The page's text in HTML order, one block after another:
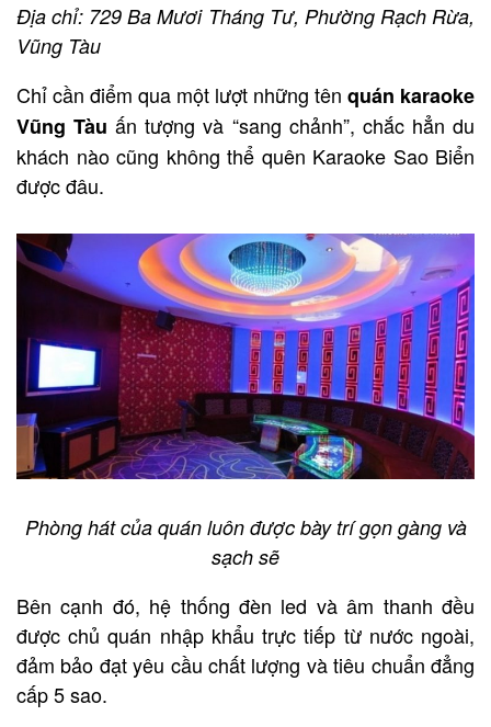
Địa chỉ: 729 Ba Mươi Tháng Tư, Phường Rạch Rừa,
Vũng Tàu
Chỉ cần điểm qua một lượt những tên quán karaoke
Vũng Tàuấn tượng và “sang chảnh”, chắc hẳn du
khách nào cũng không thể quên Karaoke Sao Biển
được đâu.
Phòng hát của quán luôn được bày trí gọn gàng và
sạch sẽ
Bên cạnh đó, hệ thống đèn led và âm thanh đều
được chủ quán nhập khẩu trực tiếp từ nước ngoài,
đảm bảo đạt yêu cầu chất lượng và tiêu chuẩn đẳng
cấp 5 sao.